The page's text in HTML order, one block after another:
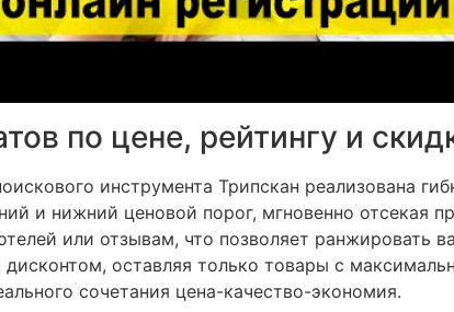
по цене, рейтингу и
инструмента Трипскан реализована
и нижний ценовой порог, мгновенно отсекая
или отзывам, что позволяет ранжировать
оставляя только товары с
сочетания цена-качество-экономия.